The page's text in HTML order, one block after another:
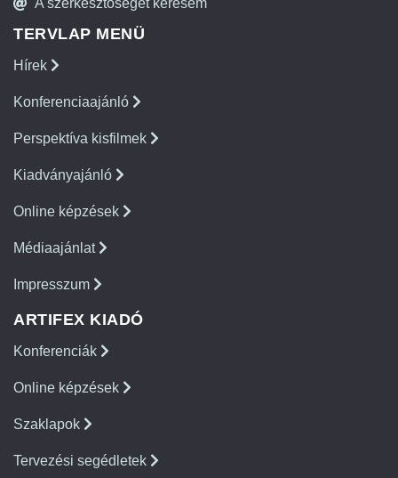
A szerkesztőséget keresem
TERVLAP MENÜ
Hírek
Konferenciaajánló
Perspektíva kisfilmek
Kiadványajánló
Online képzések
Médiaajánlat
Impresszum
ARTIFEX KIADÓ
Konferenciák
Online képzések
Szaklapok
Tervezési segédletek